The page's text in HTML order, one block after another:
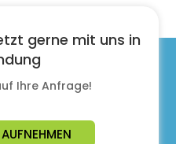
gerne mit uns in
Ihre Anfrage!